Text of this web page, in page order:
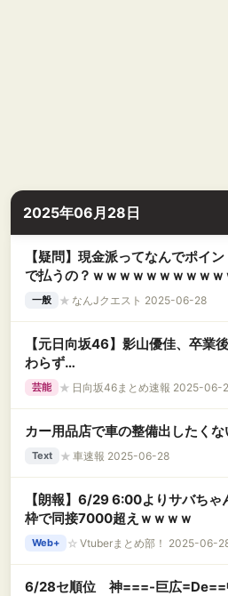
2025年06月28日
【疑問】現金派ってなんでポイ
で払うの？ｗｗｗｗｗｗｗｗｗｗ
一般 ★ なんJクエスト 2025-06-28
【元日向坂46】影山優佳、卒業
わらず…
芸能 ★ 日向坂46まとめ速報 2025-06-
カー用品店で車の整備出したくな
Text ★ 車速報 2025-06-28
【朗報】6/29 6:00よりサバちゃ
枠で同接7000超えｗｗｗｗ
Web+ ☆ Vtuberまとめ部！ 2025-06-
6/28セ順位 神===-巨広